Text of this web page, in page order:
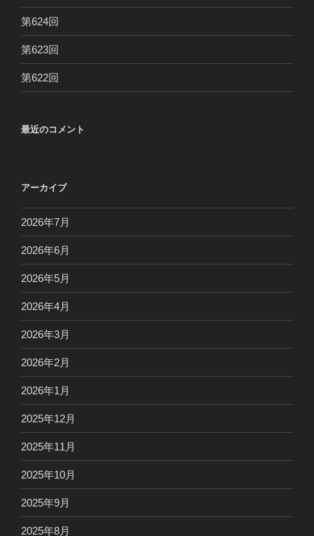
第624回
第623回
第622回
最近のコメント
アーカイブ
2026年7月
2026年6月
2026年5月
2026年4月
2026年3月
2026年2月
2026年1月
2025年12月
2025年11月
2025年10月
2025年9月
2025年8月